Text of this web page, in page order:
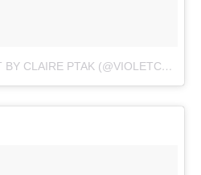
ПУБЛИКАЦИЯ ОТ VIOLET BY CLAIRE PTAK (@VIOLETCAKESLONDON)